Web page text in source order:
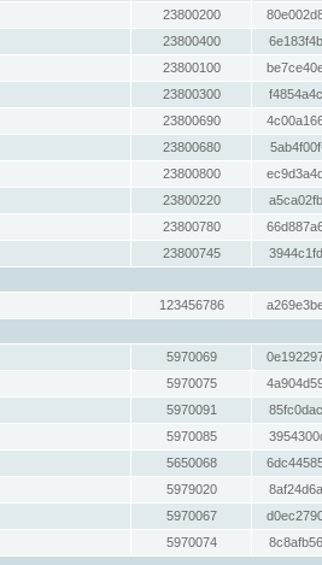
23800200
23800400
23800100
23800300
23800690
23800680
23800800
23800220
23800780
23800745
123456786
5970069
5970075
5970091
5970085
5650068
5979020
5970067
5970074